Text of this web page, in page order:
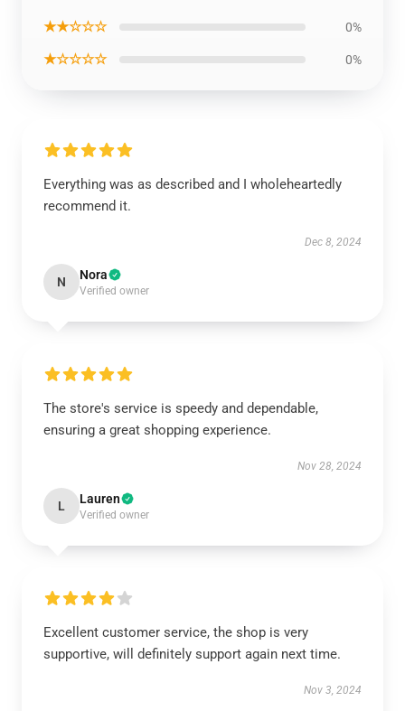
★★☆☆☆ 0%
★☆☆☆☆ 0%
Everything was as described and I wholeheartedly
recommend it.
Dec 8, 2024
N Nora
Verified owner
The store's service is speedy and dependable,
ensuring a great shopping experience.
Nov 28, 2024
L Lauren
Verified owner
Excellent customer service, the shop is very
supportive, will definitely support again next time.
Nov 3, 2024